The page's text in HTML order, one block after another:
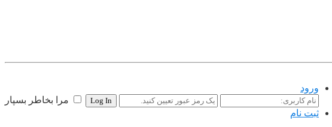
ورود
مرا بخاطر بسپار
ثبت نام